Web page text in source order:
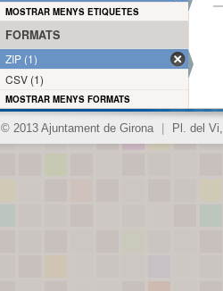
MOSTRAR MENYS ETIQUETES
FORMATS
ZIP (1)
CSV (1)
MOSTRAR MENYS FORMATS
© 2013 Ajuntament de Girona Pl. del